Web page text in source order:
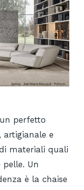
perfetto
e
materiali quali
Un
è la chaise